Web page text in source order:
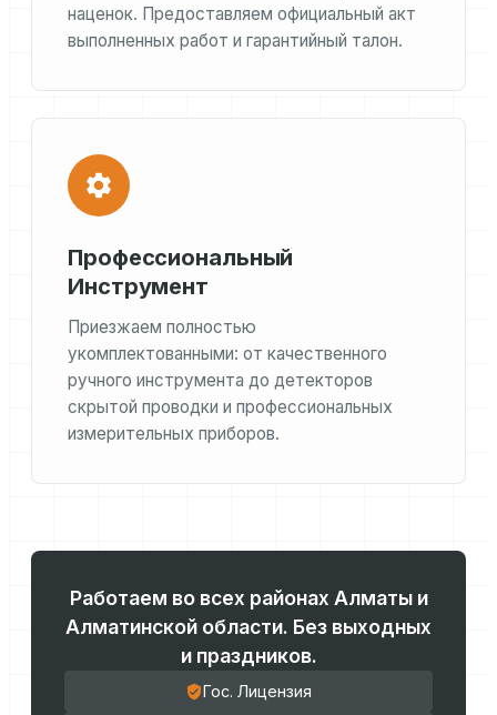
наценок. Предоставляем официальный акт
выполненных работ и гарантийный талон.
Профессиональный
Инструмент
Приезжаем полностью
укомплектованными: от качественного
ручного инструмента до детекторов
скрытой проводки и профессиональных
измерительных приборов.
Работаем во всех районах Алматы и
Алматинской области. Без выходных
и праздников.
Гос. Лицензия